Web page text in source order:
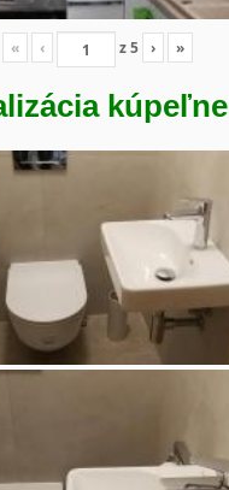
« ‹ z5 › »
kúpeľne